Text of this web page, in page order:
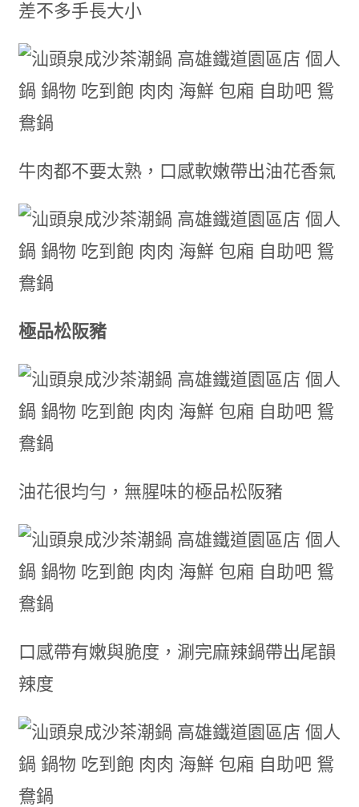
差不多手長大小
牛肉都不要太熟，口感軟嫩帶出油花香氣
極品松阪豬
油花很均勻，無腥味的極品松阪豬
口感帶有嫩與脆度，涮完麻辣鍋帶出尾韻
辣度